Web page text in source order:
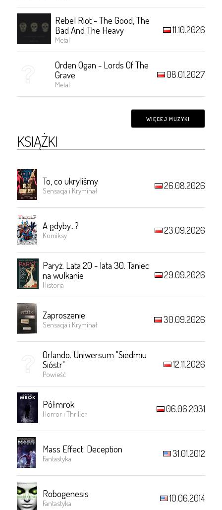
Rebel Riot - The Good, The
Bad And The Heavy
Metal
11.10.2026
Orden Ogan - Lords Of The
Grave
Metal
08.01.2027
WIĘCEJ MUZYKI
KSIĄŻKI
To, co ukryliśmy
Sensacja i Kryminał 26.08.2026
A gdyby...?
Komiksy 23.09.2026
Paryż. Lata 20 - lata 30. Taniec
na wulkanie
Historia
29.09.2026
Zaproszenie
Sensacja i Kryminał 30.09.2026
Orlando. Uniwersum "Siedmiu
Sióstr"
Powieść
12.11.2026
Półmrok
Horror i Thriller 06.06.2031
Mass Effect: Deception
Fantastyka 31.01.2012
Robogenesis
Fantastyka 10.06.2014